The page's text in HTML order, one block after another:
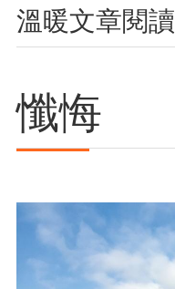
溫暖文章閱讀
懺悔